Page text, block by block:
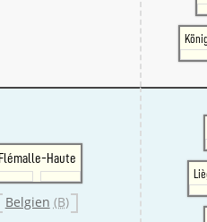
Flémalle-Haute
Belgien (B)